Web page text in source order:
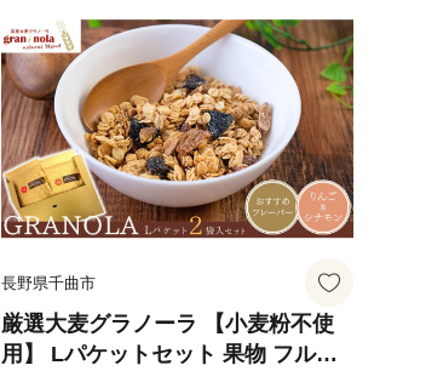
長野県千曲市
厳選大麦グラノーラ 【小麦粉不使
用】 Lパケットセット 果物 フルー